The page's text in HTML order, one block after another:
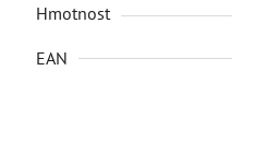
Hmotnost
EAN